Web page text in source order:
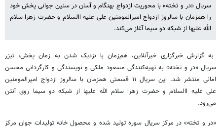
سریال «در و تخته» با محوریت ازدواج بهنگام و آسان در سنین جوانی پخش خود
را همزمان با سالروز ازدواج امیرالمومنین علی علیه االسلام و حضرت زهرا سلام
الله علیها از شبکه دو سیما آغاز می‌کند.
به گزارش خبرگزاری خبرآنلاین، هم‌زمان با نزدیک شدن به زمان پخش، تیزر
سریال «در و تخته» به تهیه‌کنندگی مسعود ملکی و نویسندگی و کارگردانی محسن
امانی منتشر شد. این سریال ۱۱ قسمتی همزمان با سالروز ازدواج امیرالمومنین
علی علیه االسلام و حضرت زهرا سلام الله علیها از شبکه دو سیما روی آنتن
می‌رود.
«در و تخته» در مرکز سریال سوره تولید شده و محصول خانه تولیدات جوان مرکز